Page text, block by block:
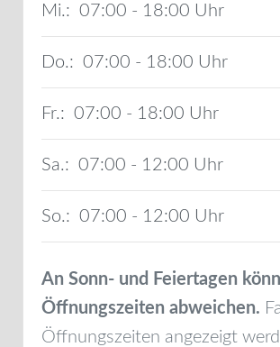
Mi.: 07:00 - 18:00
Do.: 07:00 - 18:00
Fr.: 07:00 - 18:00
Sa.: 07:00 - 12:00
So.: 07:00 - 12:00
An Sonn- und Feiertagen
Öffnungszeiten abweichen.
Öffnungszeiten angezeigt